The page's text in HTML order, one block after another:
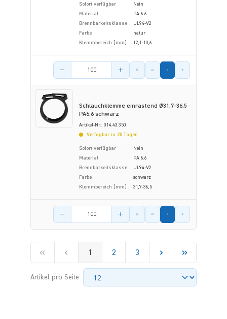
Sofort verfügbar
Nein
Material
PA 6.6
Brennbarkeitsklasse
UL94-V2
Farbe
natur
Klemmbereich [mm]
12,1-13,6
Menge des Artikels
Schlauchklemme einrastend Ø31,7-36,5
PA6.6 schwarz
Artikel-Nr.: 014.43.350
Verfügbar in 20 Tagen
Sofort verfügbar
Nein
Material
PA 6.6
Brennbarkeitsklasse
UL94-V2
Farbe
schwarz
Klemmbereich [mm]
31,7-36,5
Menge des Artikels
1 2 3
Artikel pro Seite